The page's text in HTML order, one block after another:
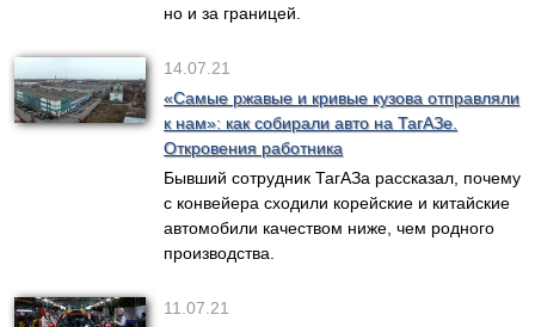
но и за границей.
14.07.21
«Самые ржавые и кривые кузова отправляли
к нам»: как собирали авто на ТагАЗе.
Откровения работника
Бывший сотрудник ТагАЗа рассказал, почему
с конвейера сходили корейские и китайские
автомобили качеством ниже, чем родного
производства.
11.07.21